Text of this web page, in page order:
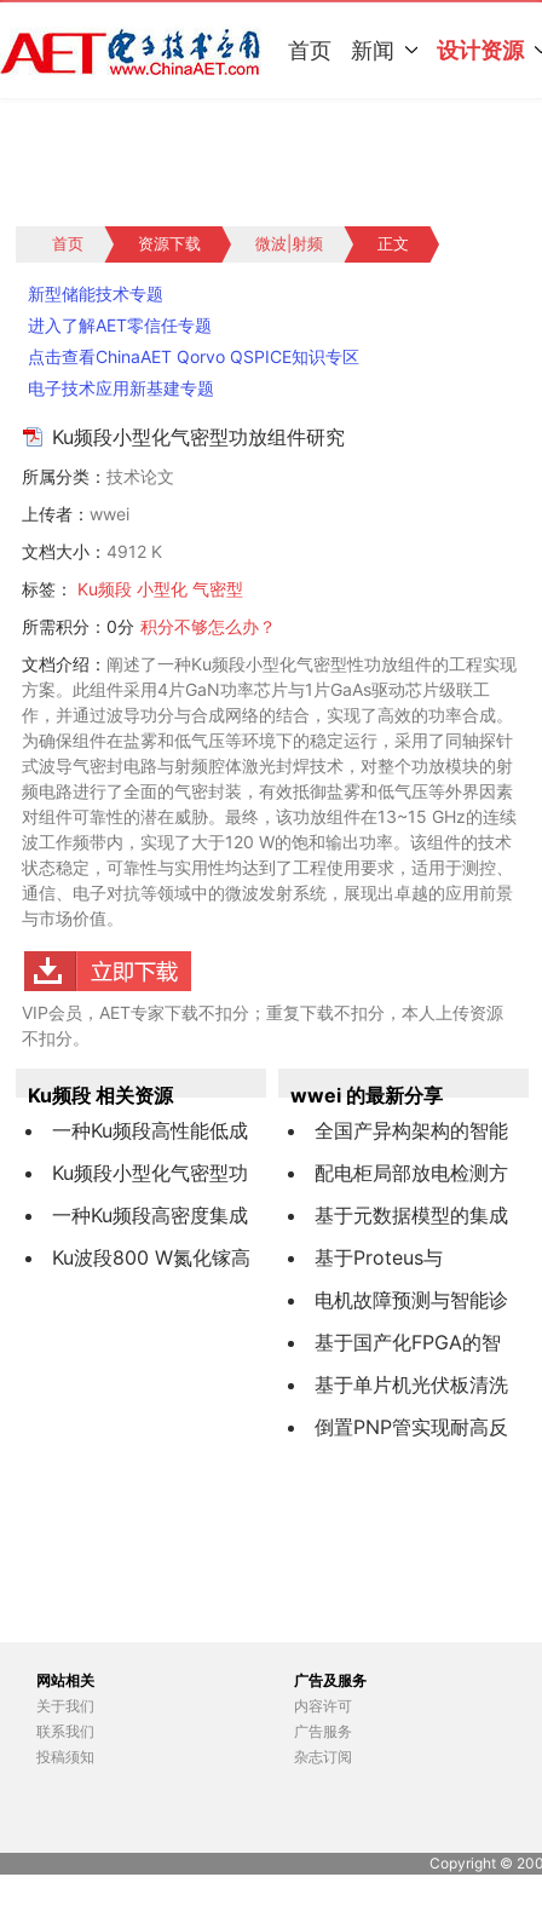
首页 新闻 设计资源
首页 资源下载 微波|射频 正文
新型储能技术专题
进入了解AET零信任专题
点击查看ChinaAET Qorvo QSPICE知识专区
电子技术应用新基建专题
Ku频段小型化气密型功放组件研究
所属分类：技术论文
上传者：wwei
文档大小：4912 K
标签：
Ku频段 小型化 气密型
所需积分：0分 积分不够怎么办？
文档介绍： 阐述了一种Ku频段小型化气密型性功放组件的工程实现
方案。此组件采用4片GaN功率芯片与1片GaAs驱动芯片级联工
作，并通过波导功分与合成网络的结合，实现了高效的功率合成。
为确保组件在盐雾和低气压等环境下的稳定运行，采用了同轴探针
式波导气密封电路与射频腔体激光封焊技术，对整个功放模块的射
频电路进行了全面的气密封装，有效抵御盐雾和低气压等外界因素
对组件可靠性的潜在威胁。最终，该功放组件在13~15 GHz的连续
波工作频带内，实现了大于120 W的饱和输出功率。该组件的技术
状态稳定，可靠性与实用性均达到了工程使用要求，适用于测控、
通信、电子对抗等领域中的微波发射系统，展现出卓越的应用前景
与市场价值。
VIP会员，AET专家下载不扣分；重复下载不扣分，本人上传资源
不扣分。
Ku频段 相关资源
一种Ku频段高性能低成
本低噪Ku频段小型化气密型功
放组件一种Ku频段高密度集成
的陶瓷S
Ku波段800 W氮化镓高
wwei 的最新分享
全国产异构架构的智能
算力平台设计与实现
配电柜局部放电检测方
法的优化设计
基于元数据模型的集成
电路IP核数据共享平台设计
与实现
基于Proteus与
LabVIEW的智能输液装置
的研究与设计
电机故障预测与智能诊
断系统研究及应用
基于国产化FPGA的智
能变电站合并单元同步采
样系统研究
基于单片机光伏板清洗
装置的硬件设计
倒置PNP管实现耐高反
网站相关
关于我们
联系我们
投稿须知
广告及服务
内容许可
广告服务
杂志订阅
Copyright ©